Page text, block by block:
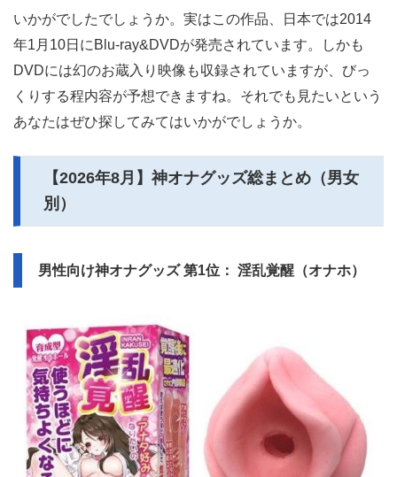
いかがでしたでしょうか。実はこの作品、日本では2014
年1月10日にBlu-ray&DVDが発売されています。しかも
DVDには幻のお蔵入り映像も収録されていますが、びっ
くりする程内容が予想できますね。それでも見たいという
あなたはぜひ探してみてはいかがでしょうか。
【2026年8月 】神オナグッズ総まとめ（男女
別）
男性向け神オナグッズ 第1位： 淫乱覚醒（オナホ）